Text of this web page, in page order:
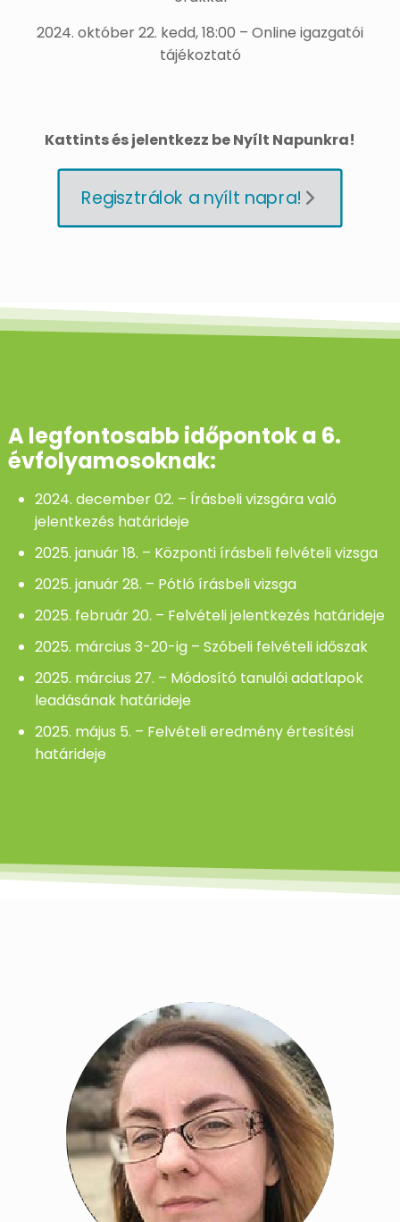
2024. október 22. kedd, 18:00 – Online igazgatói
tájékoztató
Kattints és jelentkezz be Nyílt Napunkra!
Regisztrálok a nyílt napra!
A legfontosabb időpontok a 6.
évfolyamosoknak:
2024. december 02. – Írásbeli vizsgára való
jelentkezés határideje
2025. január 18. – Központi írásbeli felvételi vizsga
2025. január 28. – Pótló írásbeli vizsga
2025. február 20. – Felvételi jelentkezés határideje
2025. március 3-20-ig – Szóbeli felvételi időszak
2025. március 27. – Módosító tanulói adatlapok
leadásának határideje
2025. május 5. – Felvételi eredmény értesítési
határideje